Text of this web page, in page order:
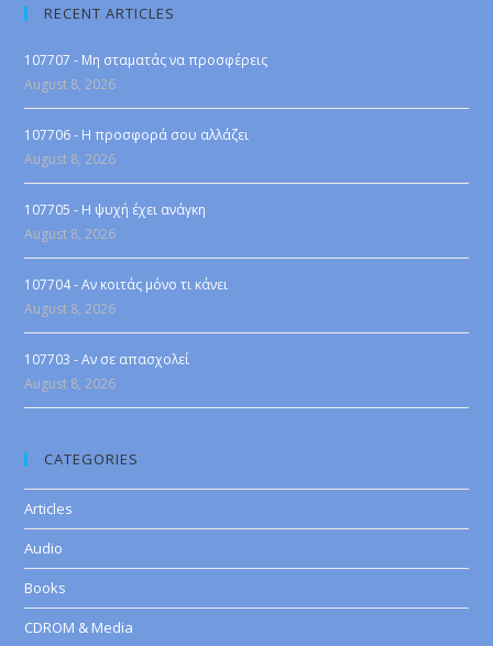
RECENT ARTICLES
107707 - Μη σταματάς να προσφέρεις
August 8, 2026
107706 - Η προσφορά σου αλλάζει
August 8, 2026
107705 - Η ψυχή έχει ανάγκη
August 8, 2026
107704 - Αν κοιτάς μόνο τι κάνει
August 8, 2026
107703 - Αν σε απασχολεί
August 8, 2026
CATEGORIES
Articles
Audio
Books
CDROM & Media